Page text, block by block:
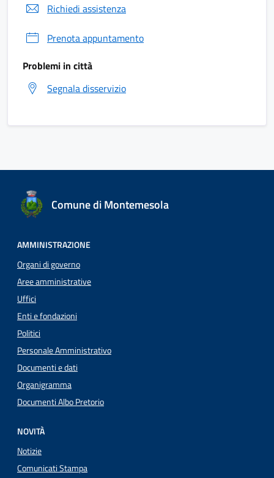
Richiedi assistenza
Prenota appuntamento
Problemi in città
Segnala disservizio
Comune di Montemesola
AMMINISTRAZIONE
Organi di governo
Aree amministrative
Uffici
Enti e fondazioni
Politici
Personale Amministrativo
Documenti e dati
Organigramma
Documenti Albo Pretorio
NOVITÀ
Notizie
Comunicati Stampa